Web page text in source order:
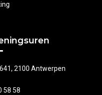
2100 Antwerpen
58 58